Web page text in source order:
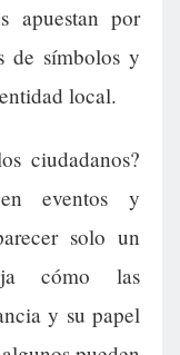
apuestan por
de símbolos y
local.
ciudadanos?
eventos y
solo un
cómo las
y su papel